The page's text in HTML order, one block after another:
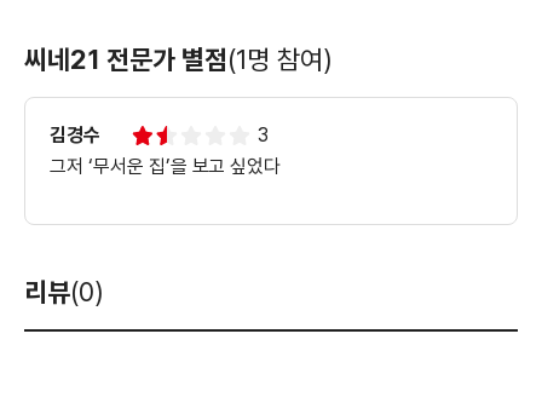
씨네21 전문가 별점(1명 참여)
김경수
3
그저 ‘무서운 집’을 보고 싶었다
리뷰(0)